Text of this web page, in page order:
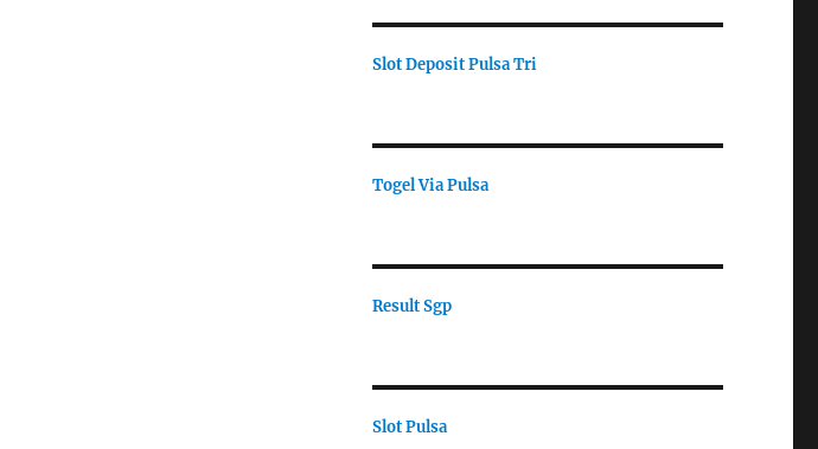
Slot Deposit Pulsa Tri
Togel Via Pulsa
Result Sgp
Slot Pulsa